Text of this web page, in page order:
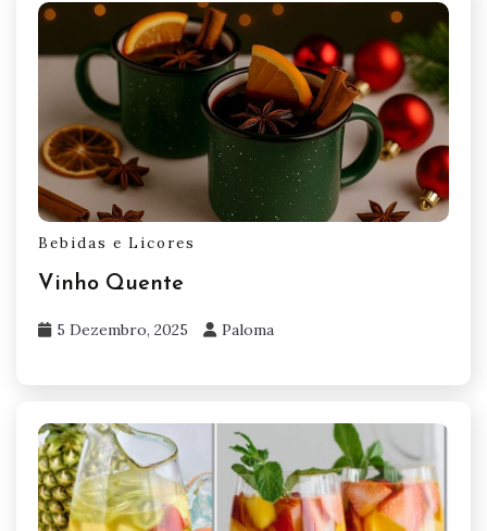
Bebidas e Licores
Vinho Quente
5 Dezembro, 2025 Paloma